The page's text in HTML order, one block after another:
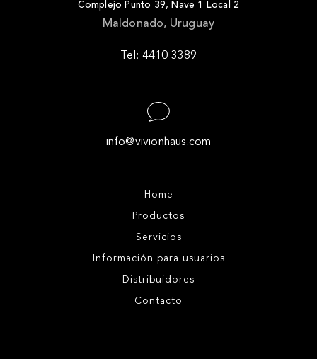
Complejo Punto 39, Nave 1 Local 2
Maldonado, Uruguay
Tel: 4410 3389
info@vivionhaus.com
Home
Productos
Servicios
Información para usuarios
Distribuidores
Contacto